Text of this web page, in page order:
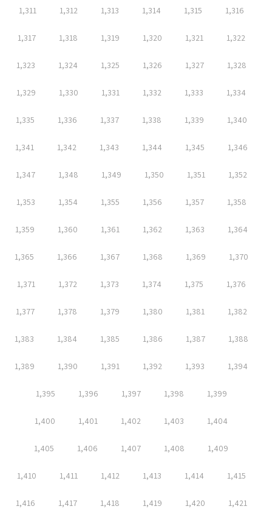
1,311 1,312 1,313 1,314 1,315 1,316
1,317 1,318 1,319 1,320 1,321 1,322
1,323 1,324 1,325 1,326 1,327 1,328
1,329 1,330 1,331 1,332 1,333 1,334
1,335 1,336 1,337 1,338 1,339 1,340
1,341 1,342 1,343 1,344 1,345 1,346
1,347 1,348 1,349 1,350 1,351 1,352
1,353 1,354 1,355 1,356 1,357 1,358
1,359 1,360 1,361 1,362 1,363 1,364
1,365 1,366 1,367 1,368 1,369 1,370
1,371 1,372 1,373 1,374 1,375 1,376
1,377 1,378 1,379 1,380 1,381 1,382
1,383 1,384 1,385 1,386 1,387 1,388
1,389 1,390 1,391 1,392 1,393 1,394
1,395 1,396 1,397 1,398 1,399
1,400 1,401 1,402 1,403 1,404
1,405 1,406 1,407 1,408 1,409
1,410 1,411 1,412 1,413 1,414 1,415
1,416 1,417 1,418 1,419 1,420 1,421